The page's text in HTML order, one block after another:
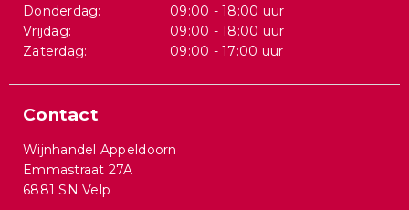
Donderdag:
09:00 - 18:00 uur
Vrijdag:
09:00 - 18:00 uur
Zaterdag:
09:00 - 17:00 uur
Contact
Wijnhandel Appeldoorn
Emmastraat 27A
6881 SN Velp